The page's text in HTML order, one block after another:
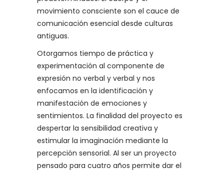
movimiento consciente son el cauce de
comunicación esencial desde culturas
antiguas.
Otorgamos tiempo de práctica y
experimentación al componente de
expresión no verbal y verbal y nos
enfocamos en la identificación y
manifestación de emociones y
sentimientos. La finalidad del proyecto es
despertar la sensibilidad creativa y
estimular la imaginación mediante la
percepción sensorial. Al ser un proyecto
pensado para cuatro años permite dar el